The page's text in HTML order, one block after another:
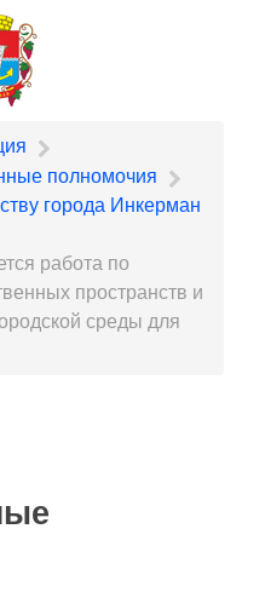
полномочия
города Инкерман
работа по
пространств и
среды для